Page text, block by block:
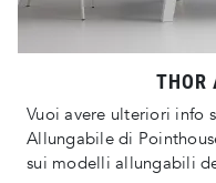
THOR
Vuoi avere ulteriori info
Allungabile di
sui modelli allungabili